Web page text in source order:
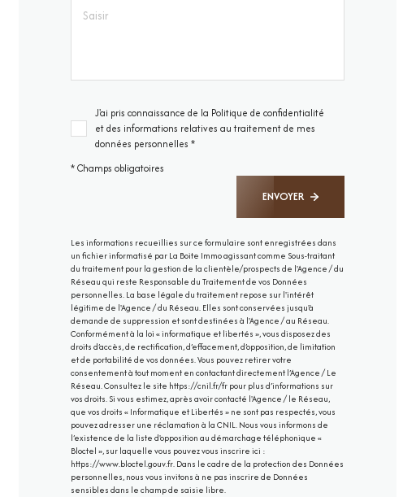
J'ai pris connaissance de la Politique de confidentialité
et des informations relatives au traitement de mes
données personnelles *
* Champs obligatoires
ENVOYER
Les informations recueillies sur ce formulaire sont enregistrées dans
un fichier informatisé par La Boite Immo agissant comme Sous-traitant
du traitement pour la gestion de la clientèle/prospects de l'Agence / du
Réseau qui reste Responsable du Traitement de vos Données
personnelles. La base légale du traitement repose sur l'intérêt
légitime de l'Agence / du Réseau. Elles sont conservées jusqu'à
demande de suppression et sont destinées à l'Agence / au Réseau.
Conformément à la loi « informatique et libertés », vous disposez des
droits d’accès, de rectification, d’effacement, d’opposition, de limitation
et de portabilité de vos données. Vous pouvez retirer votre
consentement à tout moment en contactant directement l’Agence / Le
Réseau. Consultez le site https://cnil.fr/frpour plus d’informations sur
vos droits. Si vous estimez, après avoir contacté l'Agence / le Réseau,
que vos droits « Informatique et Libertés » ne sont pas respectés, vous
pouvez adresser une réclamation à la CNIL. Nous vous informons de
l’existence de la liste d'opposition au démarchage téléphonique «
Bloctel », sur laquelle vous pouvez vous inscrire ici :
https://www.bloctel.gouv.fr. Dans le cadre de la protection des Données
personnelles, nous vous invitons à ne pas inscrire de Données
sensibles dans le champ de saisie libre.